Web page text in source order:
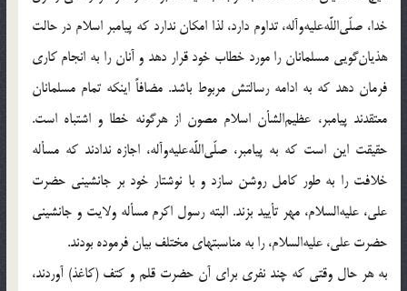
خدا، صلّى‌اللَّه‌عليه‌وآله، تداوم دارد، لذا امكان ندارد كه پيامبر اسلام در حالت
هذيان‌گويى مسلمانان را مورد خطاب خود قرار دهد و آنان را به انجام كارى
فرمان دهد كه به ادامه رسالتش مربوط باشد. مضافاً اينكه تمام مسلمانان
معتقدند پيامبر، عظيم‌الشأن اسلام مصون از هرگونه خطا و اشتباه است.
حقيقت اين است كه به پيامبر، صلّى‌اللَّه‌عليه‌وآله، اجازه ندادند كه مسأله
خلافت را به طور كامل روشن سازد و با نوشتار خود بر جانشينى حضرت
على، عليه‌السلام، مهر تأييد بزند. البته رسول اكرم مسأله ولايت و جانشينى
حضرت على، عليه‌السلام، را به مناسبتهاى مختلف بيان فرموده بودند.
به هر حال وقتى كه چند نفرى براى آن حضرت قلم و كتف (كاغذ) آوردند،